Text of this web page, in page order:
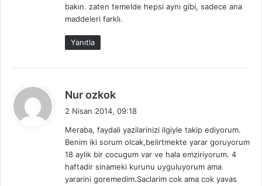
k
bakın. zaten temelde hepsi aynı gibi, sadece ana
maddeleri farklı.
Yanıtla
Nur ozkok
i
k
i
2 Nisan 2014, 09:18
Meraba, faydali yazilarinizi ilgiyle takip ediyorum.
Benim iki sorum olcak,belirtmekte yarar goruyorum
18 aylik bir cocugum var ve hala emziriyorum. 4
haftadir sinameki kurunu uyguluyorum ama
yararini goremedim.Saclarim cok ama cok yavas